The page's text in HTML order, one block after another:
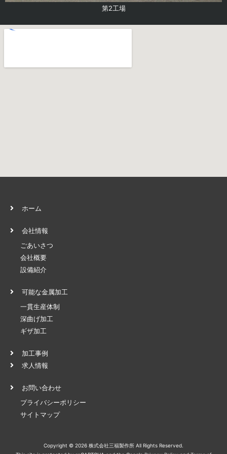
第2工場
ホーム
会社情報
ごあいさつ
会社概要
設備紹介
可能な金属加工
一貫生産体制
深曲げ加工
ギザ加工
加工事例
求人情報
お問い合わせ
プライバシーポリシー
サイトマップ
Copyright © 2026 株式会社三福製作所 All Rights Reserved.